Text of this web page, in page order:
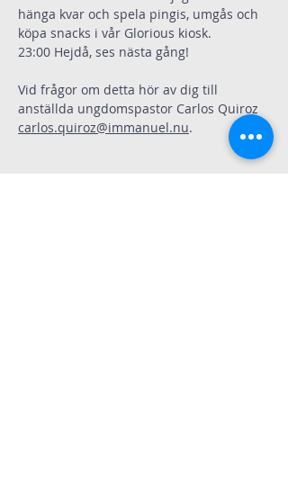
hänga kvar och spela pingis, umgås och
köpa snacks i vår Glorious kiosk.
23:00 Hejdå, ses nästa gång!
Vid frågor om detta hör av dig till
anställda ungdomspastor Carlos Quiroz
carlos.quiroz@immanuel.nu.